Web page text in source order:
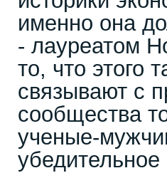
именно она
- лауреатом
то, что этого
связывают с
сообщества
ученые-